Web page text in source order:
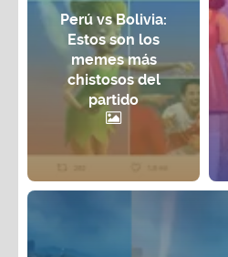
Perú vs Bolivia:
Estos son los
memes más
chistosos del
partido